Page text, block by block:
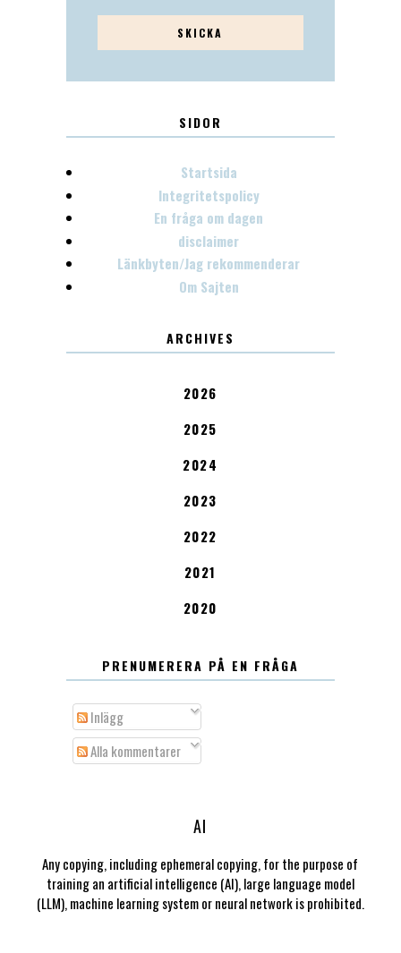
SIDOR
Startsida
Integritetspolicy
En fråga om dagen
disclaimer
Länkbyten/Jag rekommenderar
Om Sajten
ARCHIVES
2026
2025
2024
2023
2022
2021
2020
PRENUMERERA PÅ EN FRÅGA
Inlägg
Alla kommentarer
AI
Any copying, including ephemeral copying, for the purpose of
training an artificial intelligence (AI), large language model
(LLM), machine learning system or neural network is prohibited.